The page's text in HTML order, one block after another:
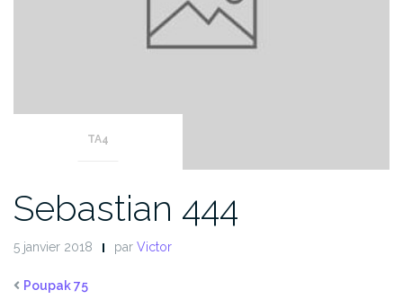
TA4
Sebastian 444
5 janvier 2018 par Victor
Poupak 75